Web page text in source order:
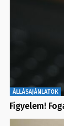
ÁLLÁSAJÁNLATOK
Figyelem!